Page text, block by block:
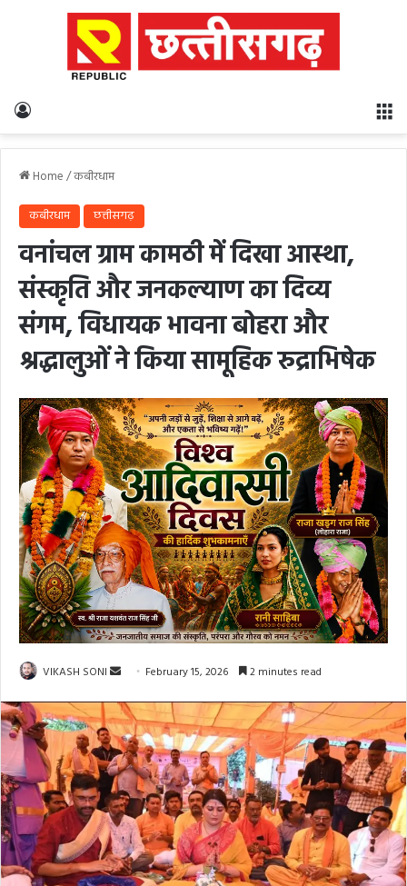
Home/कबीरधाम
कबीरधाम छत्तीसगढ़
वनांचल ग्राम कामठी में दिखा आस्था,
संस्कृति और जनकल्याण का दिव्य
संगम, विधायक भावना बोहरा और
श्रद्धालुओं ने किया सामूहिक रुद्राभिषेक
VIKASH SONI
Send
email
February 15, 2026 2 minutes read